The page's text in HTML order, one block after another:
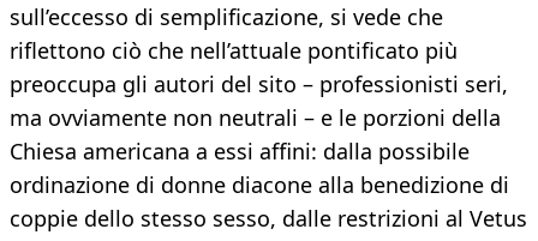
sull’eccesso di semplificazione, si vede che
riflettono ciò che nell’attuale pontificato più
preoccupa gli autori del sito – professionisti seri,
ma ovviamente non neutrali – e le porzioni della
Chiesa americana a essi affini: dalla possibile
ordinazione di donne diacone alla benedizione di
coppie dello stesso sesso, dalle restrizioni al Vetus